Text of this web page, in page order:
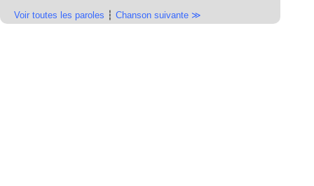
Voir toutes les paroles ┆ Chanson suivante ≫